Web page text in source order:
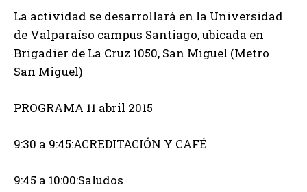
La actividad se desarrollará en la Universidad
de Valparaíso campus Santiago, ubicada en
Brigadier de La Cruz 1050, San Miguel (Metro
San Miguel)
PROGRAMA 11 abril 2015
9:30 a 9:45:ACREDITACIÓN Y CAFÉ
9:45 a 10:00:Saludos